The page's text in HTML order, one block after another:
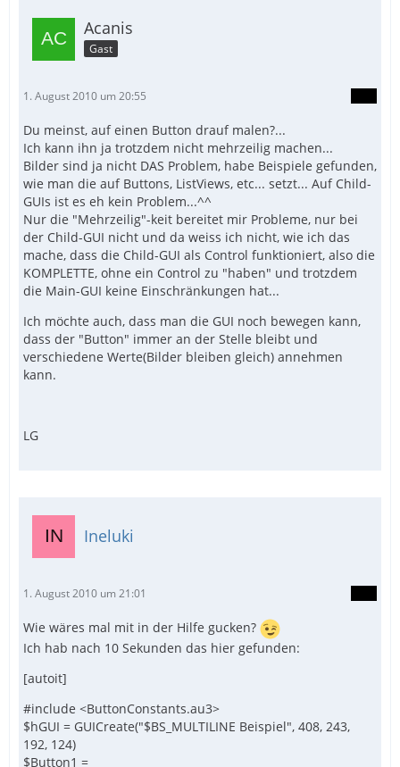
Acanis
Gast
1. August 2010 um 20:55
Du meinst, auf einen Button drauf malen?...
Ich kann ihn ja trotzdem nicht mehrzeilig machen...
Bilder sind ja nicht DAS Problem, habe Beispiele gefunden,
wie man die auf Buttons, ListViews, etc... setzt... Auf Child-
GUIs ist es eh kein Problem...^^
Nur die "Mehrzeilig"-keit bereitet mir Probleme, nur bei
der Child-GUI nicht und da weiss ich nicht, wie ich das
mache, dass die Child-GUI als Control funktioniert, also die
KOMPLETTE, ohne ein Control zu "haben" und trotzdem
die Main-GUI keine Einschränkungen hat...
Ich möchte auch, dass man die GUI noch bewegen kann,
dass der "Button" immer an der Stelle bleibt und
verschiedene Werte(Bilder bleiben gleich) annehmen
kann.
LG
Ineluki
1. August 2010 um 21:01
Wie wäres mal mit in der Hilfe gucken?
Ich hab nach 10 Sekunden das hier gefunden:
[autoit]
#include <ButtonConstants.au3>
$hGUI = GUICreate("$BS_MULTILINE Beispiel", 408, 243,
192, 124)
$Button1 =